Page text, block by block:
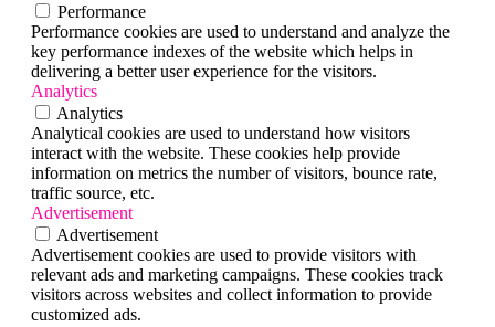
Performance
Performance cookies are used to understand and analyze the
key performance indexes of the website which helps in
delivering a better user experience for the visitors.
Analytics
Analytics
Analytical cookies are used to understand how visitors
interact with the website. These cookies help provide
information on metrics the number of visitors, bounce rate,
traffic source, etc.
Advertisement
Advertisement
Advertisement cookies are used to provide visitors with
relevant ads and marketing campaigns. These cookies track
visitors across websites and collect information to provide
customized ads.